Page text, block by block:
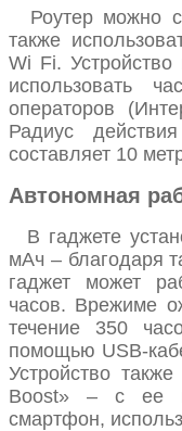
Роутер можно
также
Wi Fi.
использовать
операторов
Радиус
составляет 10
Автономная
В гаджете
мАч – благодаря
гаджет может
часов. Врежиме
течение 350
помощью USB-
Устройство
Boost» – с ее
смартфон,